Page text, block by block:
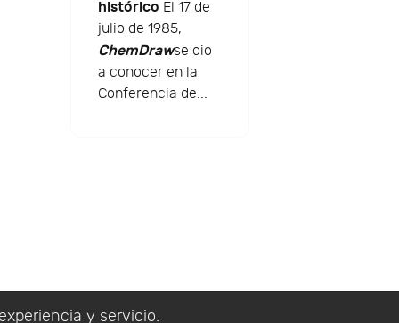
y servicio.
histórico El 17 de
julio de 1985,
ChemDrawse dio
a conocer en la
Conferencia de...